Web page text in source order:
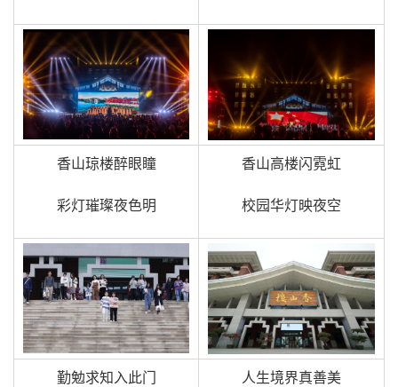
香山琼楼醉眼瞳
彩灯璀璨夜色明
香山高楼闪霓虹
校园华灯映夜空
勤勉求知入此门 人生境界真善美